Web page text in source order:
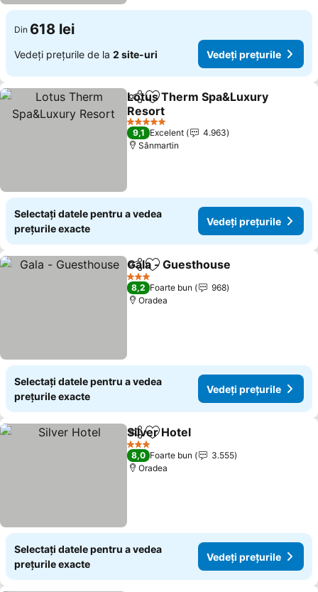
Din 618 lei
Vedeți prețurile de la 2 site-uri Vedeți prețurile
DistribuițiAdăugaţi la favorite
Lotus Therm Spa&Luxury
Resort
Vedeți prețurile
5 Stele
9,1 Excelent
4.963
Sânmartin
Selectați datele pentru a vedea
prețurile exacte
Vedeți prețurile
DistribuițiAdăugaţi la favorite
Gala - Guesthouse
3 Stele
8,2 Foarte bun
968
Oradea
Selectați datele pentru a vedea
prețurile exacte
Vedeți prețurile
DistribuițiAdăugaţi la favorite
Silver Hotel
3 Stele
8,0 Foarte bun
3.555
Oradea
Selectați datele pentru a vedea
prețurile exacte
Vedeți prețurile